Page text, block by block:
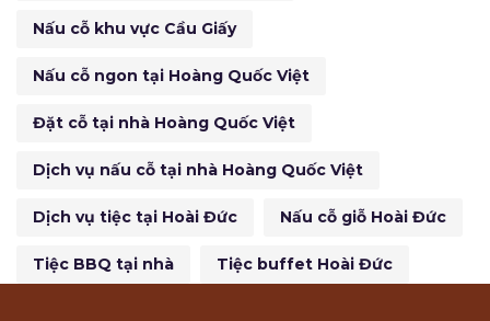
Nấu cỗ khu vực Cầu Giấy
Nấu cỗ ngon tại Hoàng Quốc Việt
Đặt cỗ tại nhà Hoàng Quốc Việt
Dịch vụ nấu cỗ tại nhà Hoàng Quốc Việt
Dịch vụ tiệc tại Hoài Đức Nấu cỗ giỗ Hoài Đức
Tiệc BBQ tại nhà Tiệc buffet Hoài Đức